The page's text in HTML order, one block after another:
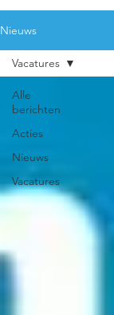
Nieuws
Alle
berichten
Acties
Nieuws
Vacatures
Vacatures